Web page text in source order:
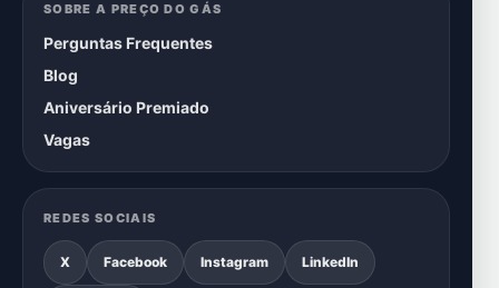
SOBRE A PREÇO DO GÁS
Perguntas Frequentes
Blog
Aniversário Premiado
Vagas
REDES SOCIAIS
X Facebook Instagram LinkedIn